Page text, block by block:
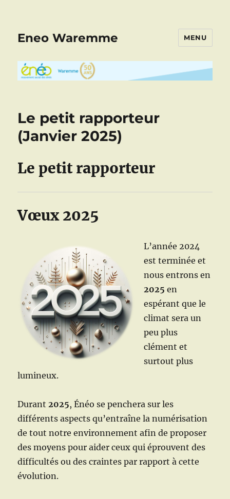
Eneo Waremme MENU
Le petit rapporteur
(Janvier 2025)
Le petit rapporteur
Vœux 2025
L’année 2024
est terminée et
nous entrons en
2025en
espérant que le
climat sera un
peu plus
clément et
surtout plus
lumineux.
Durant2025, Énéo se penchera sur les
différents aspects qu’entraîne la numérisation
de tout notre environnement afin de proposer
des moyens pour aider ceux qui éprouvent des
difficultés ou des craintes par rapport à cette
évolution.